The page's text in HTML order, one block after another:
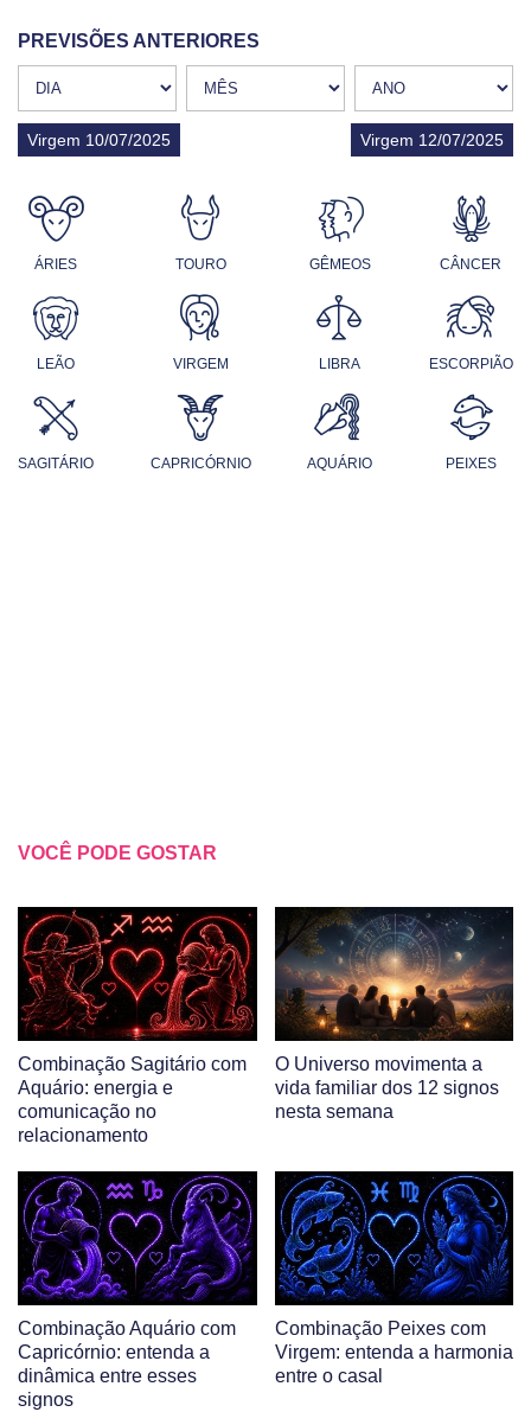
PREVISÕES ANTERIORES
Virgem 10/07/2025 Virgem 12/07/2025
ÁRIES TOURO GÊMEOS CÂNCER
LEÃO VIRGEM LIBRA ESCORPIÃO
SAGITÁRIO CAPRICÓRNIO AQUÁRIO PEIXES
VOCÊ PODE GOSTAR
Combinação Sagitário com
Aquário: energia e
comunicação no
relacionamento
O Universo movimenta a
vida familiar dos 12 signos
nesta semana
Combinação Aquário com
Capricórnio: entenda a
dinâmica entre esses
signos
Combinação Peixes com
Virgem: entenda a harmonia
entre o casal